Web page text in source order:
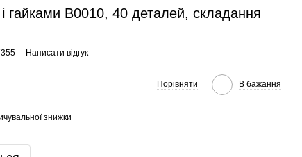
гайками B0010, 40 деталей, складання
Написати відгук
Порівняти В бажання
знижки